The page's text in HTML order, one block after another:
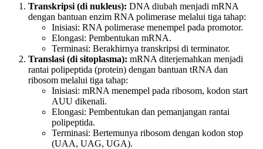
Transkripsi (di nukleus): DNA diubah menjadi mRNA
dengan bantuan enzim RNA polimerase melalui tiga tahap:
Inisiasi: RNA polimerase menempel pada promotor.
Elongasi: Pembentukan mRNA.
Terminasi: Berakhirnya transkripsi di terminator.
Translasi (di sitoplasma): mRNA diterjemahkan menjadi
rantai polipeptida (protein) dengan bantuan tRNA dan
ribosom melalui tiga tahap:
Inisiasi: mRNA menempel pada ribosom, kodon start
AUU dikenali.
Elongasi: Pembentukan dan pemanjangan rantai
polipeptida.
Terminasi: Bertemunya ribosom dengan kodon stop
(UAA, UAG, UGA).